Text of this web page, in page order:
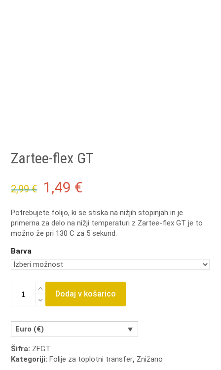
Zartee-flex GT
2,99€ Original
price
was:
1,49 €
price
is:
Potrebujete folijo, ki se stiska na nižjih stopinjah in je
primerna za delo na nižji temperaturi z Zartee-flex GT je to
možno že pri 130 C za 5 sekund.
Barva
flex
Dodaj v košarico
Euro (€)
Šifra: ZFGT
Kategoriji:Folije za toplotni transfer, Znižano